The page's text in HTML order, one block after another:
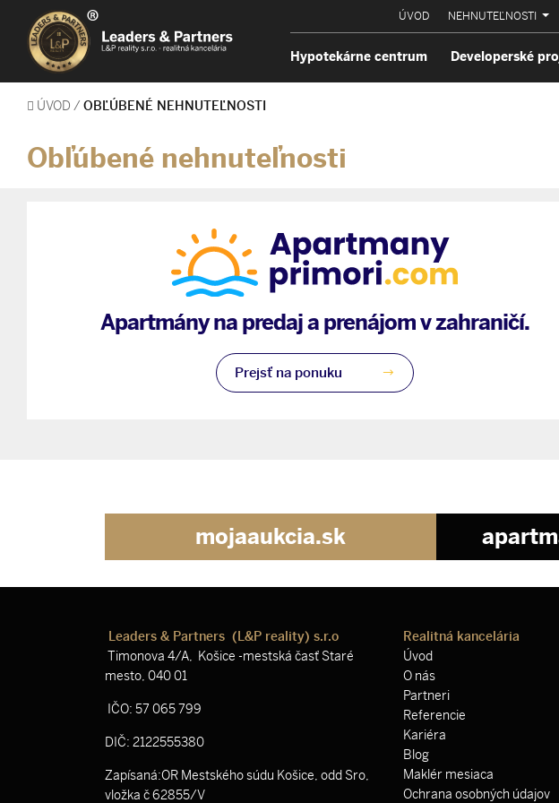
ÚVOD NEHNUTEĽNOSTI
Hypotekárne centrum Developerské
ÚVOD / OBĽÚBENÉ NEHNUTEĽNOSTI
Obľúbené nehnuteľnosti
Apartmány na predaj a prenájom v zahraničí.
Prejsť na ponuku
mojaaukcia.sk
Leaders & Partners (L&P reality) s.r.o
Timonova 4/A, Košice -mestská časť Staré
mesto, 040 01
IČO: 57 065 799
DIČ: 2122555380
Zapísaná:OR Mestského súdu Košice, odd Sro,
vložka č 62855/V
Realitná kancelária
Úvod
O nás
Partneri
Referencie
Kariéra
Blog
Maklér mesiaca
Ochrana osobných údajov